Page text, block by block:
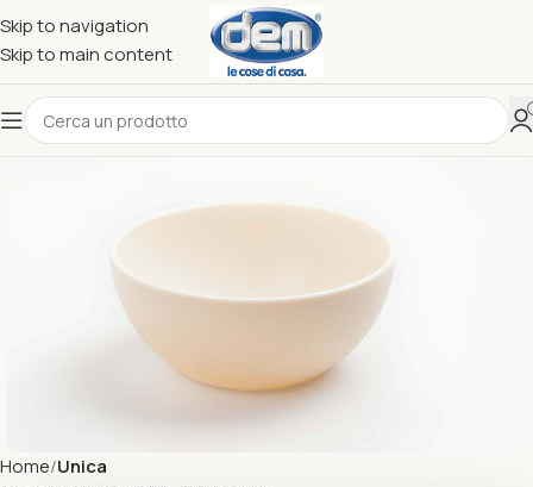
Skip to navigation
Skip to main content
Home Unica